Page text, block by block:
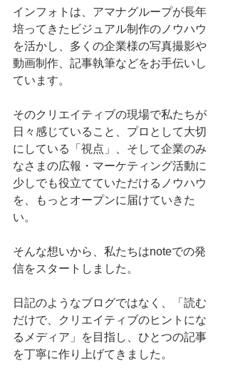
インフォトは、アマナグループが長年
培ってきたビジュアル制作のノウハウ
を活かし、多くの企業様の写真撮影や
動画制作、記事執筆などをお手伝いし
ています。
そのクリエイティブの現場で私たちが
日々感じていること、プロとして大切
にしている「視点」、そして企業のみ
なさまの広報・マーケティング活動に
少しでも役立てていただけるノウハウ
を、もっとオープンに届けていきた
い。
そんな想いから、私たちはnoteでの発
信をスタートしました。
日記のようなブログではなく、「読む
だけで、クリエイティブのヒントにな
るメディア」を目指し、ひとつの記事
を丁寧に作り上げてきました。